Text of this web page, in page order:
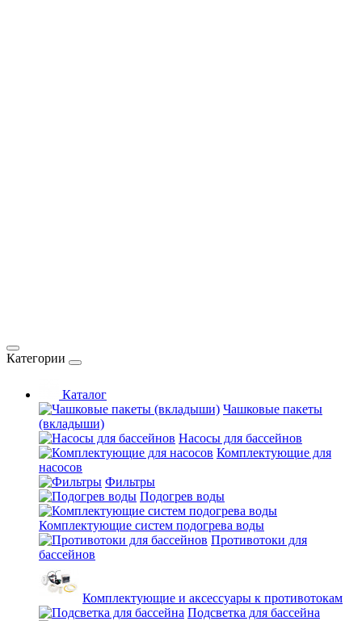
Категории
Каталог
Чашковые пакеты
(вкладыши)
Насосы для бассейнов
Комплектующие для
насосов
Фильтры
Подогрев воды
Комплектующие систем подогрева воды
Противотоки для
бассейнов
Комплектующие и аксессуары к противотокам
Подсветка для бассейна